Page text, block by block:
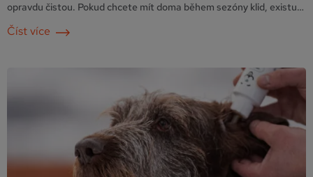
opravdu čistou. Pokud chcete mít doma během sezóny klid, existuje
jednoduché kombo, které vám usnadní péči o psa i jeho okolí.
Skvělou dvojicí na léto jsou Arpalit Neo spray a Arpalit Neo šampon
Číst více